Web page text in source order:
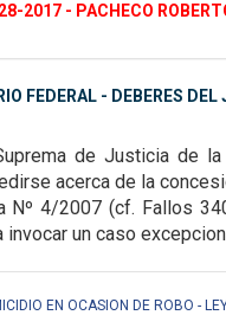
2017 - PACHECO
FEDERAL - DEBERES
de Justicia de
acerca de la
Nº 4/2007 (cf. Fallos
un caso
EN OCASION DE ROBO -